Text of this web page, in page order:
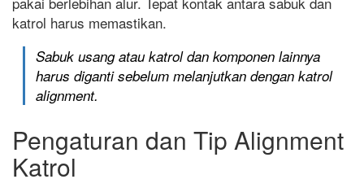
katrol harus memastikan.
Sabuk usang atau katrol dan komponen lainnya
harus diganti sebelum melanjutkan dengan katrol
alignment.
Pengaturan dan Tip Alignment
Katrol